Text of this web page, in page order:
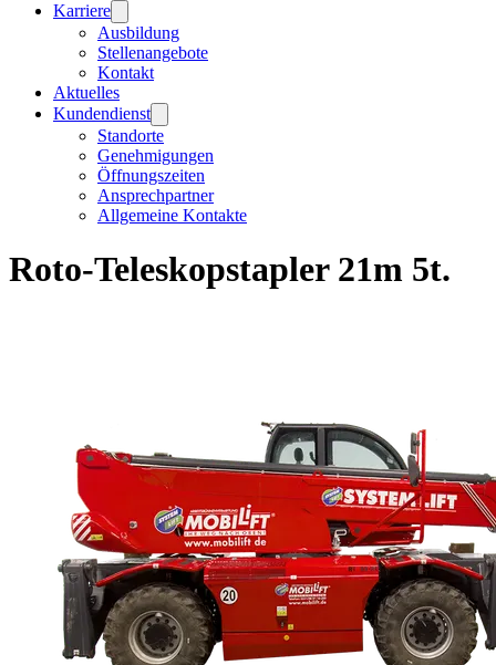
Karriere
Ausbildung
Stellenangebote
Kontakt
Aktuelles
Kundendienst
Standorte
Genehmigungen
Öffnungszeiten
Ansprechpartner
Allgemeine Kontakte
Roto-Teleskopstapler 21m 5t.